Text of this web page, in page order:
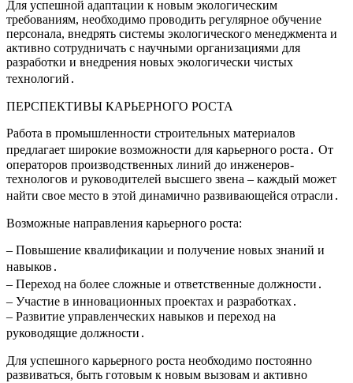
Для успешной адаптации к новым экологическим
требованиям, необходимо проводить регулярное обучение
персонала, внедрять системы экологического менеджмента и
активно сотрудничать с научными организациями для
разработки и внедрения новых экологически чистых
технологий․
ПЕРСПЕКТИВЫ КАРЬЕРНОГО РОСТА
Работа в промышленности строительных материалов
предлагает широкие возможности для карьерного роста․ От
операторов производственных линий до инженеров-
технологов и руководителей высшего звена – каждый может
найти свое место в этой динамично развивающейся отрасли․
Возможные направления карьерного роста:
– Повышение квалификации и получение новых знаний и
навыков․
– Переход на более сложные и ответственные должности․
– Участие в инновационных проектах и разработках․
– Развитие управленческих навыков и переход на
руководящие должности․
Для успешного карьерного роста необходимо постоянно
развиваться, быть готовым к новым вызовам и активно